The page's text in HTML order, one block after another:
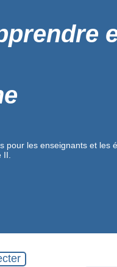
pour les enseignants et les